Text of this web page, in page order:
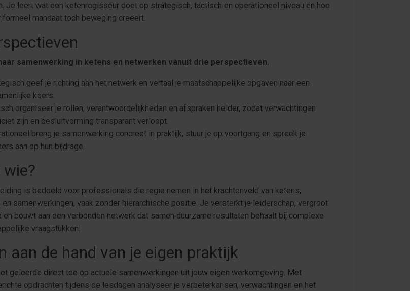
Je leert wat een ketenregisseur doet op strategisch, tactisch en operationeel niveau en hoe
formeel mandaat toch beweging creëert.
samenwerking in ketens en netwerken vanuit drie perspectieven.
geef je richting aan het netwerk en vertaal je maatschappelijke opgaven naar een
koers.
organiseer je rollen, verantwoordelijkheden en afspraken helder, zodat verwachtingen
zijn en besluitvorming transparant verloopt.
breng je samenwerking concreet in praktijk, stuur je op voortgang en spreek je
aan op hun bijdrage.
is bedoeld voor professionals die regie nemen in het krachtenveld van ketens,
en samenwerkingen, vaak zonder hiërarchische positie. Je versterkt je leiderschap, vergroot
en bouwt aan een verbonden netwerk dat samen duurzame resultaten behaalt bij complexe
vraagstukken.
aan de hand van je eigen praktijk
geleerde direct toe op actuele samenwerkingen uit jouw eigen werkomgeving. Met
opdrachten tijdens de lesdagen analyseer je verbeterkansen, verwachtingen en het